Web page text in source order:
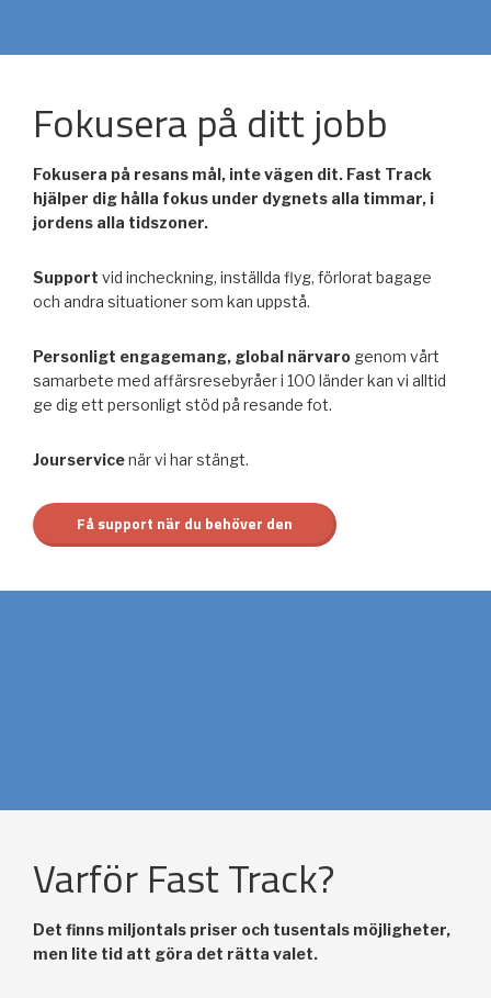
Fokusera på ditt jobb
Fokusera på resans mål, inte vägen dit. Fast Track
hjälper dig hålla fokus under dygnets alla timmar, i
jordens alla tidszoner.
Support vid incheckning, inställda flyg, förlorat bagage
och andra situationer som kan uppstå.
Personligt engagemang, global närvaro genom vårt
samarbete med affärsresebyråer i 100 länder kan vi alltid
ge dig ett personligt stöd på resande fot.
Jourservicenär vi har stängt.
Få support när du behöver den
Varför Fast Track?
Det finns miljontals priser och tusentals möjligheter,
men lite tid att göra det rätta valet.